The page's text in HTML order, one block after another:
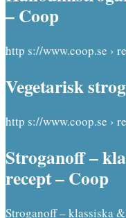
– Coop
http s://www.coop.se ›
Vegetarisk
http s://www.coop.se ›
Stroganoff –
recept – Coop
Stroganoff – klassiska